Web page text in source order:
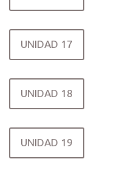
UNIDAD 17
UNIDAD 18
UNIDAD 19